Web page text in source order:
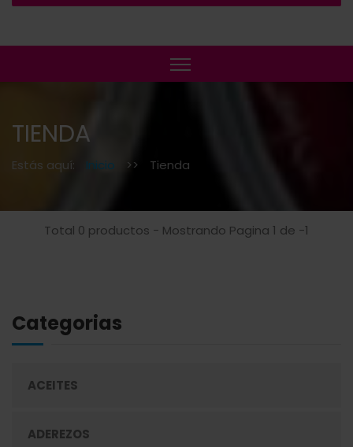
TIENDA
Estás aquí: Inicio >> Tienda
Total 0 productos - Mostrando Pagina 1 de -1
Categorias
ACEITES
ADEREZOS